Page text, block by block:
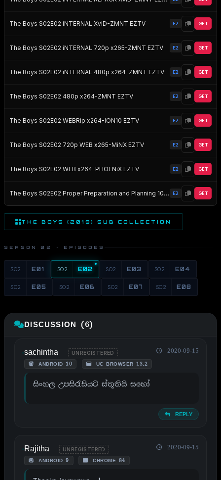
The Boys S02E02 iNTERNAL XviD-ZMNT EZTV E2 GET
The Boys S02E02 iNTERNAL 720p x265-ZMNT EZTV E2 GET
The Boys S02E02 iNTERNAL 480p x264-ZMNT EZTV E2 GET
The Boys S02E02 480p x264-ZMNT EZTV E2 GET
The Boys S02E02 WEBRip x264-ION10 EZTV E2 GET
The Boys S02E02 720p WEB x265-MiNX EZTV E2 GET
The Boys S02E02 WEB x264-PHOENiX EZTV E2 GET
The Boys S02E02 Proper Preparation and Planning 1080p AMZN WEB-DL DDP5 1 H 264-NTb EZTV E2 GET
THE BOYS (2019) SUB COLLECTION
SEASON 02 · EPISODES
S02 E01 S02 E02 S02 E03 S02 E04
S02 E05 S02 E06 S02 E07 S02 E08
DISCUSSION (6)
sachintha UNREGISTERED
ANDROID 10 UC BROWSER 13.2
2020-09-15
සිංහල උපසිරැසියට ස්තූතියි සහෝ
REPLY
Rajitha UNREGISTERED
ANDROID 9 CHROME 84
2020-09-15